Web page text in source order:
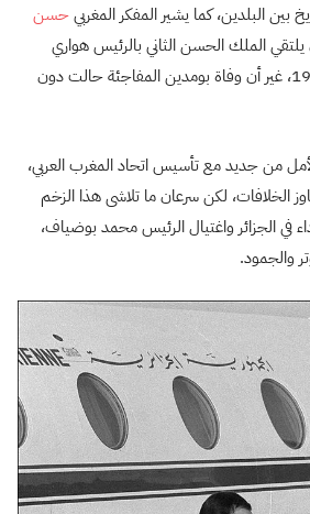
بين البلدين، كما يشير المفكر المغربيحسن
الملك الحسن الثاني بالرئيس هواري
بومدين في بروكسل عام 1978، غير أن وفاة بومدين المفاجئة حالت دون
الأمل من جديد مع تأسيس اتحاد المغرب العربي،
الخلافات، لكن سرعان ما تلاشى هذا الزخم
في الجزائر واغتيال الرئيس محمد بوضياف،
والجمود.